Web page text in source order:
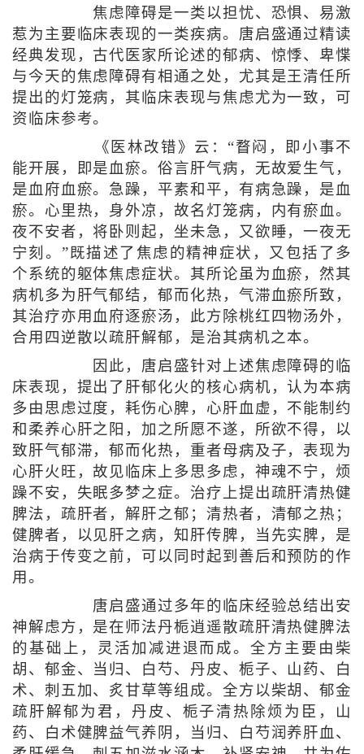
焦虑障碍是一类以担忧、恐惧、易激
惹为主要临床表现的一类疾病。唐启盛通过精读
经典发现，古代医家所论述的郁病、惊悸、卑惵
与今天的焦虑障碍有相通之处，尤其是王清任所
提出的灯笼病，其临床表现与焦虑尤为一致，可
资临床参考。
《医林改错》云：“瞀闷，即小事不
能开展，即是血瘀。俗言肝气病，无故爱生气，
是血府血瘀。急躁，平素和平，有病急躁，是血
瘀。心里热，身外凉，故名灯笼病，内有瘀血。
夜不安者，将卧则起，坐未急，又欲睡，一夜无
宁刻。”既描述了焦虑的精神症状，又包括了多
个系统的躯体焦虑症状。其所论虽为血瘀，然其
病机多为肝气郁结，郁而化热，气滞血瘀所致，
其治疗亦用血府逐瘀汤，此方除桃红四物汤外，
合用四逆散以疏肝解郁，是治其病机之本。
因此，唐启盛针对上述焦虑障碍的临
床表现，提出了肝郁化火的核心病机，认为本病
多由思虑过度，耗伤心脾，心肝血虚，不能制约
和柔养心肝之阳，加之所愿不遂，所欲不得，以
致肝气郁滞，郁而化热，重者母病及子，表现为
心肝火旺，故见临床上多思多虑，神魂不宁，烦
躁不安，失眠多梦之症。治疗上提出疏肝清热健
脾法，疏肝者，解肝之郁；清热者，清郁之热；
健脾者，以见肝之病，知肝传脾，当先实脾，是
治病于传变之前，可以同时起到善后和预防的作
用。
唐启盛通过多年的临床经验总结出安
神解虑方，是在师法丹栀逍遥散疏肝清热健脾法
的基础上，灵活加减进退而成。全方主要由柴
胡、郁金、当归、白芍、丹皮、栀子、山药、白
术、刺五加、炙甘草等组成。全方以柴胡、郁金
疏肝解郁为君，丹皮、栀子清热除烦为臣，山
药、白术健脾益气养阴，当归、白芍润养肝血、